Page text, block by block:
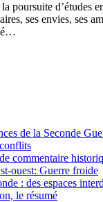
poursuite d’études
ses envies, ses
de la Seconde
commentaire
ouest: Guerre froide
: des espaces
le résumé